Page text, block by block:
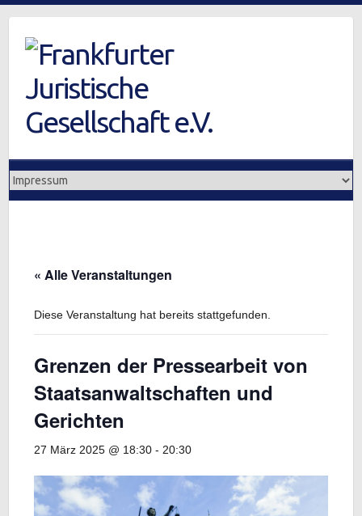
content
« Alle Veranstaltungen
Diese Veranstaltung hat bereits stattgefunden.
Grenzen der Pressearbeit von
Staatsanwaltschaften und
Gerichten
27 März 2025 @ 18:30- 20:30